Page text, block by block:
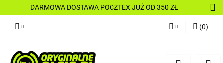
DARMOWA DOSTAWA POCZTEX JUŻ OD 350 ZŁ
(0)